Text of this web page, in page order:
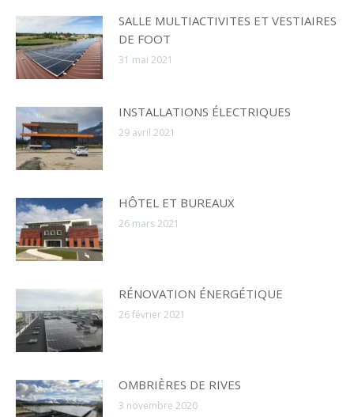
SALLE MULTIACTIVITES ET VESTIAIRES
DE FOOT
31 mai 2021
INSTALLATIONS ÉLECTRIQUES
29 avril 2021
HÔTEL ET BUREAUX
26 mars 2021
RÉNOVATION ÉNERGÉTIQUE
26 février 2021
OMBRIÈRES DE RIVES
3 novembre 2020